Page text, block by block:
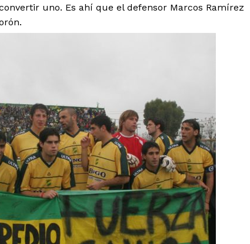
uno. Es ahí que el defensor Marcos Ramírez